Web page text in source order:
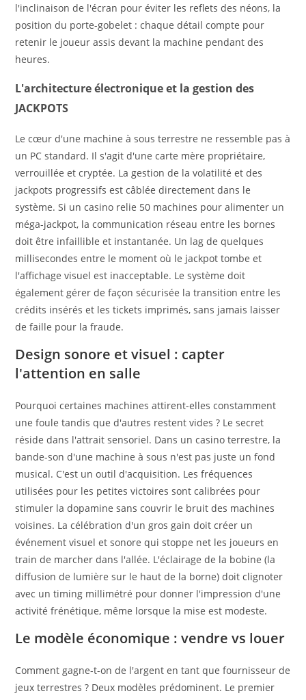
l'inclinaison de l'écran pour éviter les reflets des néons, la
position du porte-gobelet : chaque détail compte pour
retenir le joueur assis devant la machine pendant des
heures.
L'architecture électronique et la gestion des
JACKPOTS
Le cœur d'une machine à sous terrestre ne ressemble pas à
un PC standard. Il s'agit d'une carte mère propriétaire,
verrouillée et cryptée. La gestion de la volatilité et des
jackpots progressifs est câblée directement dans le
système. Si un casino relie 50 machines pour alimenter un
méga-jackpot, la communication réseau entre les bornes
doit être infaillible et instantanée. Un lag de quelques
millisecondes entre le moment où le jackpot tombe et
l'affichage visuel est inacceptable. Le système doit
également gérer de façon sécurisée la transition entre les
crédits insérés et les tickets imprimés, sans jamais laisser
de faille pour la fraude.
Design sonore et visuel : capter
l'attention en salle
Pourquoi certaines machines attirent-elles constamment
une foule tandis que d'autres restent vides ? Le secret
réside dans l'attrait sensoriel. Dans un casino terrestre, la
bande-son d'une machine à sous n'est pas juste un fond
musical. C'est un outil d'acquisition. Les fréquences
utilisées pour les petites victoires sont calibrées pour
stimuler la dopamine sans couvrir le bruit des machines
voisines. La célébration d'un gros gain doit créer un
événement visuel et sonore qui stoppe net les joueurs en
train de marcher dans l'allée. L'éclairage de la bobine (la
diffusion de lumière sur le haut de la borne) doit clignoter
avec un timing millimétré pour donner l'impression d'une
activité frénétique, même lorsque la mise est modeste.
Le modèle économique : vendre vs louer
Comment gagne-t-on de l'argent en tant que fournisseur de
jeux terrestres ? Deux modèles prédominent. Le premier